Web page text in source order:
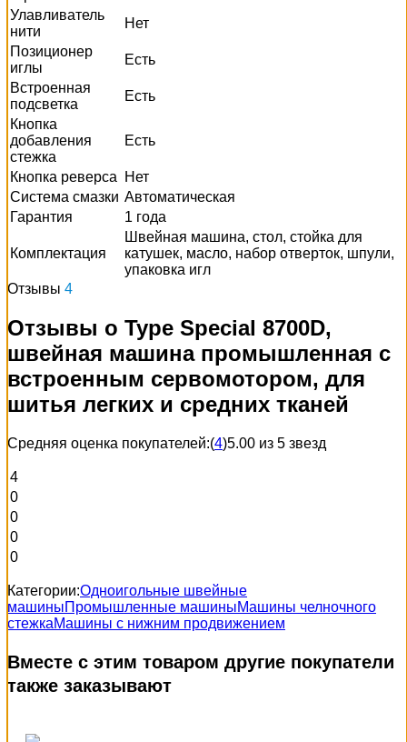
Улавливатель
нити
Нет
Позиционер
иглы
Есть
Встроенная
подсветка
Есть
Кнопка
добавления
стежка
Есть
Кнопка реверса
Нет
Система смазки Автоматическая
Гарантия
1 года
Комплектация
Швейная машина, стол, стойка для
катушек, масло, набор отверток, шпули,
упаковка игл
Отзывы 4
Отзывы о Type Special 8700D,
швейная машина промышленная с
встроенным сервомотором, для
шитья легких и средних тканей
Средняя оценка покупателей:(4)5.00 из 5 звезд
4
0
0
0
0
Категории:Одноигольные швейные
машиныПромышленные машиныМашины челночного
стежкаМашины с нижним продвижением
Вместе с этим товаром другие покупатели
также заказывают